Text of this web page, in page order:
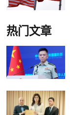
热门文章